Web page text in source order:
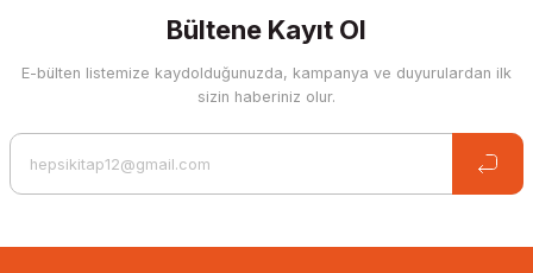
Bültene Kayıt Ol
E-bülten listemize kaydolduğunuzda, kampanya ve duyurulardan ilk
sizin haberiniz olur.